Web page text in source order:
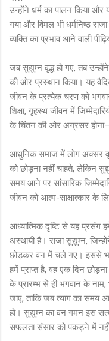
उन्होंने धर्म का पालन किया
गया और विमल भी धर्मनिष्ठ
व्यक्ति का प्रभाव आने वाली
जब सुद्युम्न वृद्ध हो गए, तब
की ओर प्रस्थान किया। यह
जीवन के प्रत्येक चरण को
शिक्षा, गृहस्थ जीवन में
के चिंतन की ओर अग्रसर
आधुनिक समाज में लोग अक्सर
को छोड़ना नहीं चाहते, लेकिन
समय आने पर सांसारिक
जीवन को आत्म-साक्षात्कार के
आध्यात्मिक दृष्टि से यह प्रसंग
अस्थायी हैं। राजा सुद्युम्न,
छोड़कर वन में चले गए। इससे
हमें प्राप्त है, वह एक दिन
के प्रारम्भ से ही भगवान के नाम,
जाए, ताकि जब त्याग का
हो। सुद्युम्न का वन गमन इस
सफलता संसार को पकड़ने में